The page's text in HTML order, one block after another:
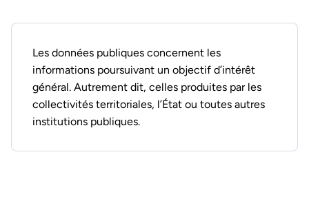
Les données publiques concernent les
informations poursuivant un objectif d’intérêt
général. Autrement dit, celles produites par les
collectivités territoriales, l’État ou toutes autres
institutions publiques.